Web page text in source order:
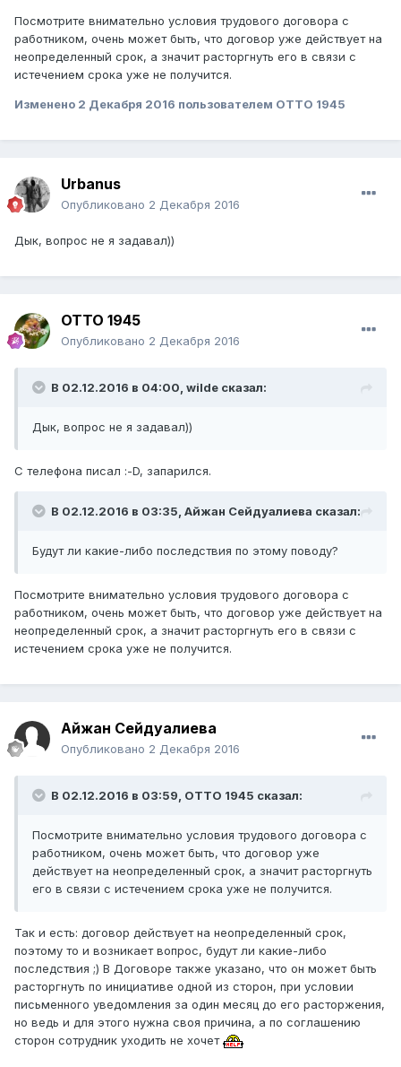
Посмотрите внимательно условия трудового договора с
работником, очень может быть, что договор уже действует на
неопределенный срок, а значит расторгнуть его в связи с
истечением срока уже не получится.
Изменено 2 Декабря 2016 пользователем ОТТО 1945
Urbanus
Опубликовано 2 Декабря 2016
Дык, вопрос не я задавал))
ОТТО 1945
Опубликовано 2 Декабря 2016
В 02.12.2016 в 04:00, wilde сказал:
Дык, вопрос не я задавал))
С телефона писал :-D, запарился.
В 02.12.2016 в 03:35, Айжан Сейдуалиева сказал:
Будут ли какие-либо последствия по этому поводу?
Посмотрите внимательно условия трудового договора с
работником, очень может быть, что договор уже действует на
неопределенный срок, а значит расторгнуть его в связи с
истечением срока уже не получится.
Айжан Сейдуалиева
Опубликовано 2 Декабря 2016
В 02.12.2016 в 03:59, ОТТО 1945 сказал:
Посмотрите внимательно условия трудового договора с
работником, очень может быть, что договор уже
действует на неопределенный срок, а значит расторгнуть
его в связи с истечением срока уже не получится.
Так и есть: договор действует на неопределенный срок,
поэтому то и возникает вопрос, будут ли какие-либо
последствия ;) В Договоре также указано, что он может быть
расторгнуть по инициативе одной из сторон, при условии
письменного уведомления за один месяц до его расторжения,
но ведь и для этого нужна своя причина, а по соглашению
сторон сотрудник уходить не хочет